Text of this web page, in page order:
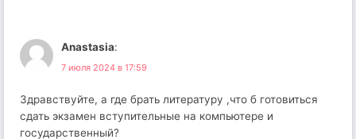
Anastasia:
7 июля 2024 в 17:59
Здравствуйте, а где брать литературу ,что б готовиться
сдать экзамен вступительные на компьютере и
государственный?